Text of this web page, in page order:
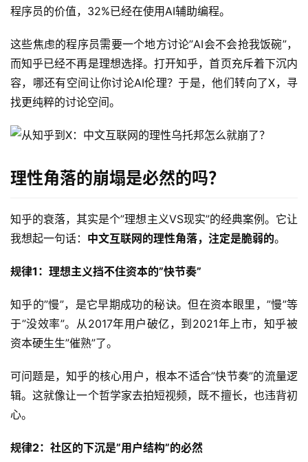
章
免
费
课
程
联
作
程序员的价值，32%已经在使用AI辅助编程。
这些焦虑的程序员需要一个地方讨论”AI会不会抢我饭碗”，
而知乎已经不再是理想选择。打开知乎，首页充斥着下沉内
容，哪还有空间让你讨论AI伦理？于是，他们转向了X，寻
找更纯粹的讨论空间。
理性角落的崩塌是必然的吗？
知乎的衰落，其实是个”理想主义VS现实”的经典案例。它让
我想起一句话： 中文互联网的理性角落，注定是脆弱的。
规律1：理想主义挡不住资本的”快节奏”
知乎的”慢”，是它早期成功的秘诀。但在资本眼里，”慢”等
于”没效率”。从2017年用户破亿，到2021年上市，知乎被
资本硬生生”催熟”了。
可问题是，知乎的核心用户，根本不适合”快节奏”的流量逻
辑。这就像让一个哲学家去拍短视频，既不擅长，也违背初
心。
规律2：社区的下沉是”用户结构”的必然